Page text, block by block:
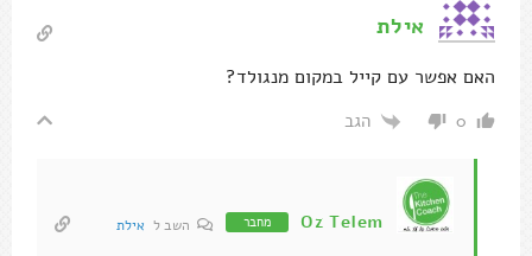
אילת
האם אפשר עם קייל במקום מנגולד?
0 הגב
Oz Telem מחבר השב ל אילת